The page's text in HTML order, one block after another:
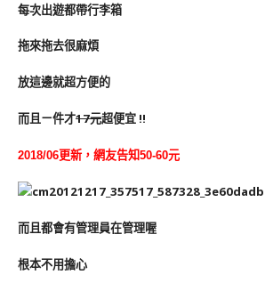
每次出遊都帶行李箱
拖來拖去很麻煩
放這邊就超方便的
而且ㄧ件才17元超便宜 !!
2018/06更新，網友告知50-60元
而且都會有管理員在管理喔
根本不用擔心